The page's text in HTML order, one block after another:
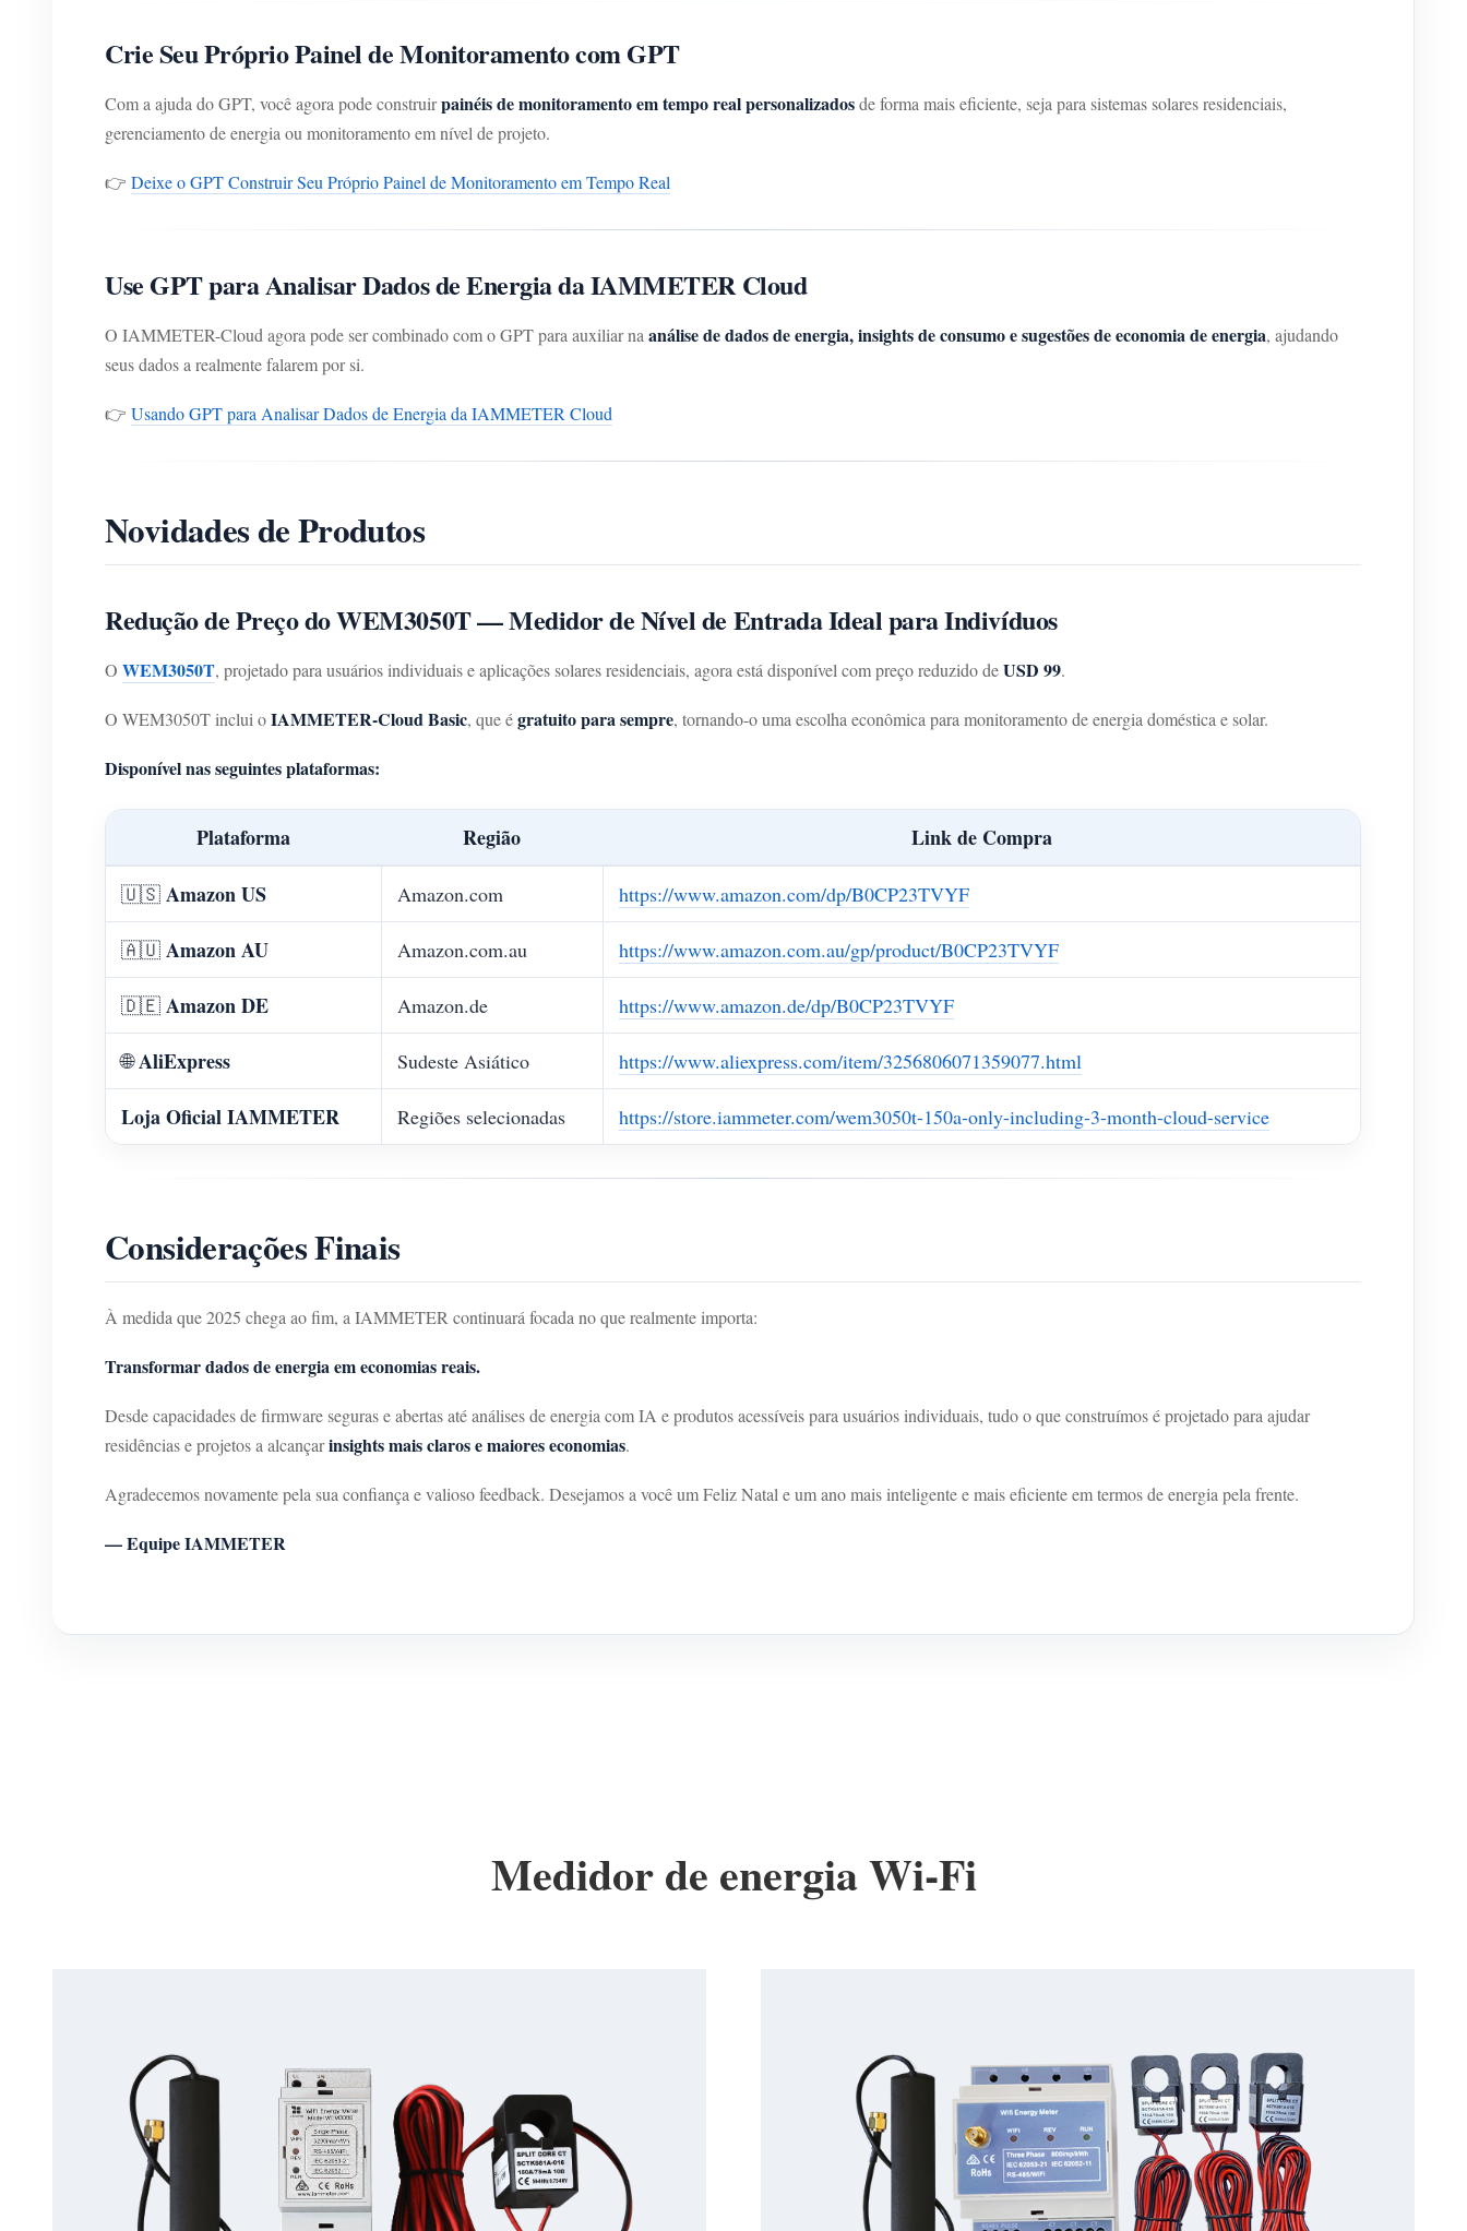
Crie Seu Próprio Painel de Monitoramento com GPT
Com a ajuda do GPT, você agora pode construirpainéis de monitoramento em tempo real personalizadosde forma mais eficiente, seja para sistemas solares residenciais,
gerenciamento de energia ou monitoramento em nível de projeto.
👉 Deixe o GPT Construir Seu Próprio Painel de Monitoramento em Tempo Real
Use GPT para Analisar Dados de Energia da IAMMETER Cloud
O IAMMETER-Cloud agora pode ser combinado com o GPT para auxiliar naanálise de dados de energia, insights de consumo e sugestões de economia de energia, ajudando
seus dados a realmente falarem por si.
👉 Usando GPT para Analisar Dados de Energia da IAMMETER Cloud
Novidades de Produtos
Redução de Preço do WEM3050T — Medidor de Nível de Entrada Ideal para Indivíduos
O WEM3050T, projetado para usuários individuais e aplicações solares residenciais, agora está disponível com preço reduzido deUSD 99.
O WEM3050T inclui oIAMMETER-Cloud Basic, que égratuito para sempre, tornando-o uma escolha econômica para monitoramento de energia doméstica e solar.
Disponível nas seguintes plataformas:
Plataforma Região Link de Compra
🇺🇸 Amazon US Amazon.com https://www.amazon.com/dp/B0CP23TVYF
🇦🇺 Amazon AU Amazon.com.au https://www.amazon.com.au/gp/product/B0CP23TVYF
🇩🇪 Amazon DE Amazon.de https://www.amazon.de/dp/B0CP23TVYF
🌐AliExpress Sudeste Asiático https://www.aliexpress.com/item/3256806071359077.html
Loja Oficial IAMMETER Regiões selecionadas https://store.iammeter.com/wem3050t-150a-only-including-3-month-cloud-service
Considerações Finais
À medida que 2025 chega ao fim, a IAMMETER continuará focada no que realmente importa:
Transformar dados de energia em economias reais.
Desde capacidades de firmware seguras e abertas até análises de energia com IA e produtos acessíveis para usuários individuais, tudo o que construímos é projetado para ajudar
residências e projetos a alcançarinsights mais claros e maiores economias.
Agradecemos novamente pela sua confiança e valioso feedback. Desejamos a você um Feliz Natal e um ano mais inteligente e mais eficiente em termos de energia pela frente.
— Equipe IAMMETER
Medidor de energia Wi-Fi